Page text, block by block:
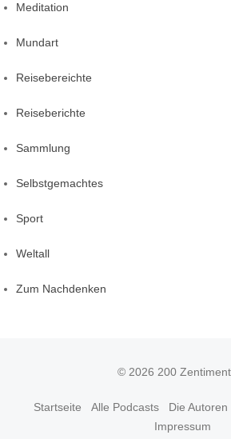
Meditation
Mundart
Reisebereichte
Reiseberichte
Sammlung
Selbstgemachtes
Sport
Weltall
Zum Nachdenken
© 2026 200
Startseite Alle Podcasts Die Autoren
Impressum